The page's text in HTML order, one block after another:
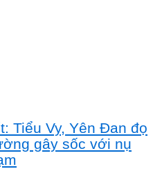
Tiểu Vy, Yên Đan đọ
gây sốc với nụ